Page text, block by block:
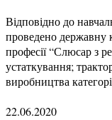
Відповідно до
проведено державну
професії “Слюсар з
устаткування;
виробництва
22.06.2020